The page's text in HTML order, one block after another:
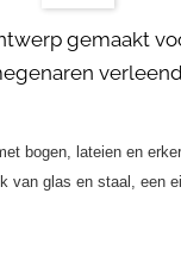
gemaakt
bogen, lateien en
glas en staal, een